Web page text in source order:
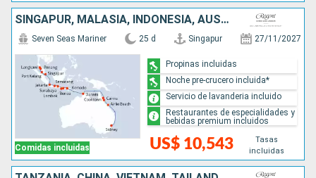
SINGAPUR, MALASIA, INDONESIA, AUSTRALIA
Comidas incluidas
Seven Seas Mariner 25 d Singapur 27/11/2027
US$ 10,543
Tasas
incluidas
Propinas incluidas
Noche pre-crucero incluida*
Servicio de lavanderia incluido
Restaurantes de especialidades y
bebidas premium incluidos